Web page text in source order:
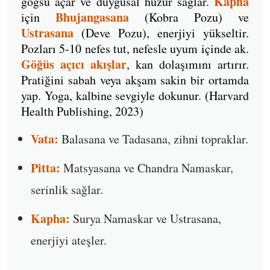
için Bhujangasana (Kobra Pozu) ve
Ustrasana (Deve Pozu), enerjiyi yükseltir.
Pozları 5-10 nefes tut, nefesle uyum içinde ak.
Göğüs açıcı akışlar, kan dolaşımını artırır.
Pratiğini sabah veya akşam sakin bir ortamda
yap. Yoga, kalbine sevgiyle dokunur. (Harvard
Health Publishing, 2023)
Vata: Balasana ve Tadasana, zihni topraklar.
Pitta: Matsyasana ve Chandra Namaskar,
serinlik sağlar.
Kapha: Surya Namaskar ve Ustrasana,
enerjiyi ateşler.